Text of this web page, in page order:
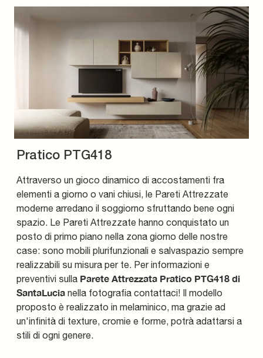
Pratico PTG418
Attraverso un gioco dinamico di accostamenti fra
elementi a giorno o vani chiusi, le Pareti Attrezzate
moderne arredano il soggiorno sfruttando bene ogni
spazio. Le Pareti Attrezzate hanno conquistato un
posto di primo piano nella zona giorno delle nostre
case: sono mobili plurifunzionali e salvaspazio sempre
realizzabili su misura per te. Per informazioni e
preventivi sulla Parete Attrezzata Pratico PTG418 di
SantaLucia nella fotografia contattaci! Il modello
proposto è realizzato in melaminico, ma grazie ad
un'infinità di texture, cromie e forme, potrà adattarsi a
stili di ogni genere.